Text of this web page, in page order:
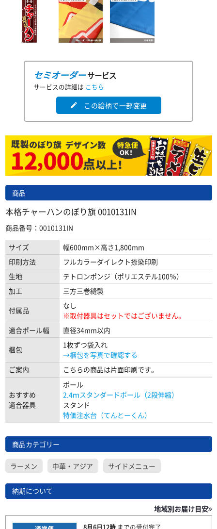
セミオーダーサービス
サービスの詳細は こちら
edit この絵柄で一部変更
商品
本格チャーハンのぼり旗 0010131IN
商品番号：0010131IN
サイズ
幅600mm×高さ1,800mm
印刷方法
フルカラーダイレクト捺染印刷
生地
テトロンポンジ（ポリエステル100％）
加工
三方三巻縫製
付属品
なし
※取付器具はセットではございません。
適合ポール幅
直径34mm以内
梱包
1枚ずつ袋入れ
→梱包を写真で確認する
ご案内
こちらの商品は片面印刷です。
おすすめ
適合器具
ポール
2.4ｍスタンダードポール（2段伸縮）
スタンド
特価注水台（てんとーくん）
商品カテゴリー
ラーメン 中華・アジア サイドメニュー
納期について
地域別お届け目安
8月6日12時までの受付完了